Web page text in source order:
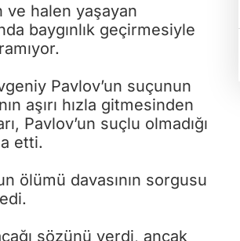
ve halen yaşayan
baygınlık geçirmesiyle
Pavlov’un suçunun
aşırı hızla gitmesinden
Pavlov’un suçlu olmadığı
etti.
ölümü davasının sorgusu
sözünü verdi, ancak